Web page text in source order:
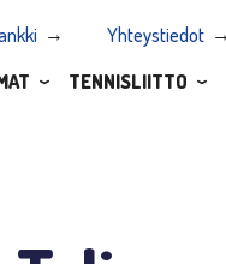
Yhteystiedot
TENNISLIITTO